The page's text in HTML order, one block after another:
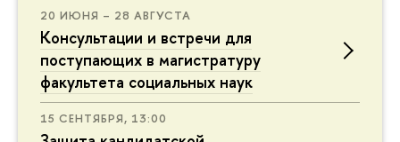
20 ИЮНЯ – 28 АВГУСТА
Консультации и встречи для
поступающих в магистратуру
факультета социальных наук
15 СЕНТЯБРЯ, 13:00